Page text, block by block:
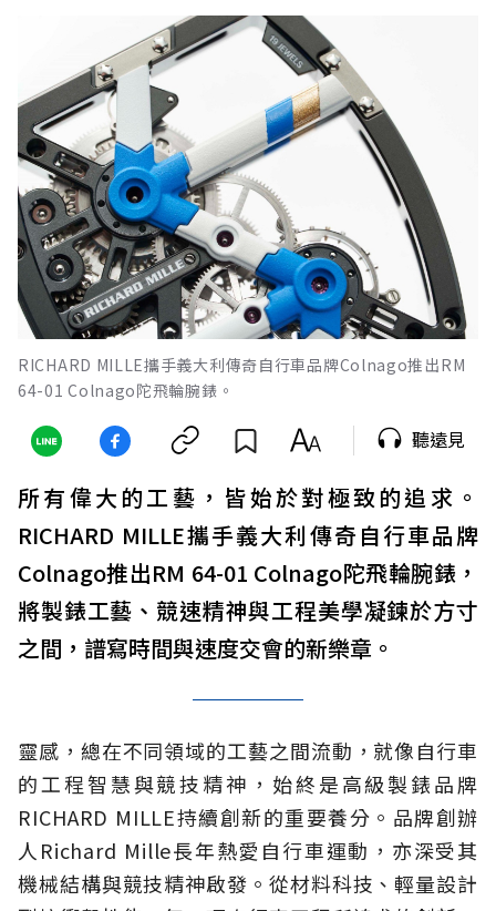
RICHARD MILLE攜手義大利傳奇自行車品牌Colnago推出RM
64-01 Colnago陀飛輪腕錶。
聽遠見
所有偉大的工藝，皆始於對極致的追求。
RICHARD MILLE攜手義大利傳奇自行車品牌
Colnago推出RM 64-01 Colnago陀飛輪腕錶，
將製錶工藝、競速精神與工程美學凝鍊於方寸
之間，譜寫時間與速度交會的新樂章。
靈感，總在不同領域的工藝之間流動，就像自行車
的工程智慧與競技精神，始終是高級製錶品牌
RICHARD MILLE持續創新的重要養分。品牌創辦
人Richard Mille長年熱愛自行車運動，亦深受其
機械結構與競技精神啟發。從材料科技、輕量設計